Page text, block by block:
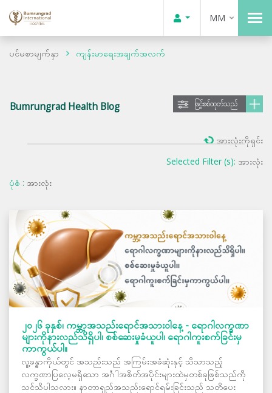
MM
ပင်မစာမျက်နှာ ကျန်းမာရေးအချက်အလက်
Bumrungrad Health Blog ဖြင့်စစ်ထုတ်သည်
Selected Filter (s): အားလုံး
ပုံစံ : အားလုံး
အားလုံးကိုရှင်း
၂၀၂၆ ခုနှစ်၊ ကမ္ဘာ့အသည်းရောင်အသားဝါနေ့ - ရောဂါလက္ခဏာ
များကိုနားလည်သိရှိပါ၊ စစ်ဆေးမှုခံယူပါ၊ ရောဂါကူးစက်ခြင်းမှ
ကာကွယ်ပါ။
လူ့ခန္ဓာကိုယ်တွင် အသည်းသည် အကြမ်းအခံဆုံးနှင့် သိသာသည့်
လက္ခဏာပြလေ့မရှိသော အင်္ဂါအစိတ်အပိုင်းများထဲမှတစ်ခုဖြစ်သည်ကို
သင်သိပါသလား။ နာတာရှည်အသည်းရောင်ရမ်းခြင်းသည် သတိပေး